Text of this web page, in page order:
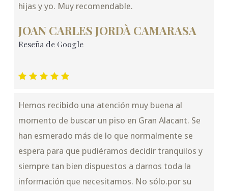
hijas y yo. Muy recomendable.
JOAN CARLES JORDÀ CAMARASA
Reseña de Google
Hemos recibido una atención muy buena al
momento de buscar un piso en Gran Alacant. Se
han esmerado más de lo que normalmente se
espera para que pudiéramos decidir tranquilos y
siempre tan bien dispuestos a darnos toda la
información que necesitamos. No sólo.por su